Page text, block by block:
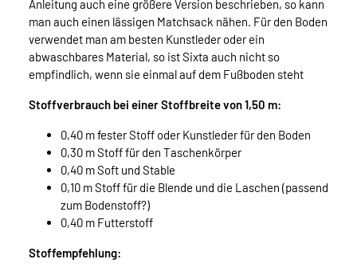
Anleitung auch eine größere Version beschrieben, so kann
man auch einen lässigen Matchsack nähen. Für den Boden
verwendet man am besten Kunstleder oder ein
abwaschbares Material, so ist Sixta auch nicht so
empfindlich, wenn sie einmal auf dem Fußboden steht
Stoffverbrauch bei einer Stoffbreite von 1,50 m:
0,40 m fester Stoff oder Kunstleder für den Boden
0,30 m Stoff für den Taschenkörper
0,40 m Soft und Stable
0,10 m Stoff für die Blende und die Laschen (passend
zum Bodenstoff?)
0,40 m Futterstoff
Stoffempfehlung: